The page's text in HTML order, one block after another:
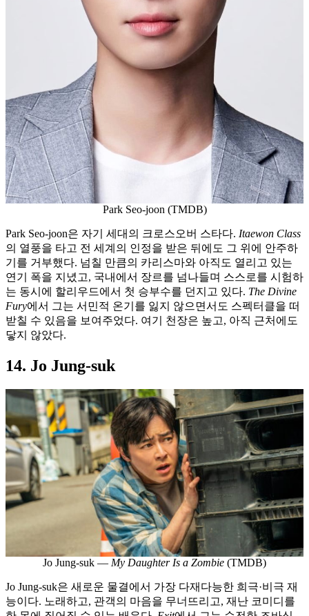
Park Seo-joon (TMDB)
Park Seo-joon은 자기 세대의 크로스오버 스타다. Itaewon Class
의 열풍을 타고 전 세계의 인정을 받은 뒤에도 그 위에 안주하
기를 거부했다. 넘칠 만큼의 카리스마와 아직도 열리고 있는
연기 폭을 지녔고, 국내에서 장르를 넘나들며 스스로를 시험하
는 동시에 할리우드에서 첫 승부수를 던지고 있다. The Divine
Fury에서 그는 서민적 온기를 잃지 않으면서도 스펙터클을 떠
받칠 수 있음을 보여주었다. 여기 천장은 높고, 아직 근처에도
닿지 않았다.
14. Jo Jung-suk
Jo Jung-suk — My Daughter Is a Zombie (TMDB)
Jo Jung-suk은 새로운 물결에서 가장 다재다능한 희극·비극 재
능이다. 노래하고, 관객의 마음을 무너뜨리고, 재난 코미디를